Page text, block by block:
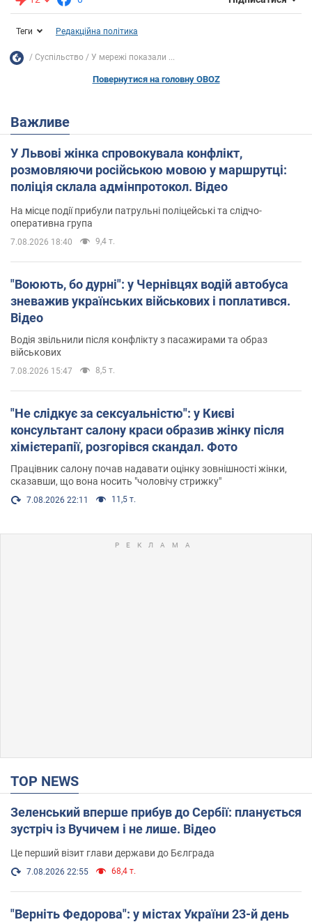
Теги Редакційна політика
Суспільство У мережі показали ...
Повернутися на головну OBOZ
Важливе
У Львові жінка спровокувала конфлікт,
розмовляючи російською мовою у маршрутці:
поліція склала адмінпротокол. Відео
На місце події прибули патрульні поліцейські та слідчо-
оперативна група
7.08.2026 18:40 9,4 т.
"Воюють, бо дурні": у Чернівцях водій автобуса
зневажив українських військових і поплатився.
Відео
Водія звільнили після конфлікту з пасажирами та образ
військових
7.08.2026 15:47 8,5 т.
"Не слідкує за сексуальністю": у Києві
консультант салону краси образив жінку після
хімієтерапії, розгорівся скандал. Фото
Працівник салону почав надавати оцінку зовнішності жінки,
сказавши, що вона носить "чоловічу стрижку"
7.08.2026 22:11 11,5 т.
TOP NEWS
Зеленський вперше прибув до Сербії: планується
зустріч із Вучичем і не лише. Відео
Це перший візит глави держави до Бєлграда
7.08.2026 22:55 68,4 т.
"Верніть Федорова": у містах України 23-й день